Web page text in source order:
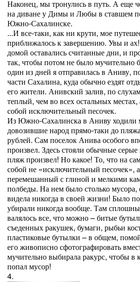
Наконец, мы тронулись в путь. А еще
на диване у Димы и Любы в ставшем
Южно-Сахалинске.
...И все-таки, как ни крути, мое
приближалось к завершению. Увы и
домой оставались считанные дни, и
так, чтобы потом не было мучительно
один из дней я отправилась в Аниву,
части Сахалина, куда обычно ездят
его жители. Анивский залив, по
теплый, чем во всех остальных
собой исключительный песочек.
Из Южно-Сахалинска в Аниву ходили
довозившие народ прямо-таки до
рублей. Сам поселок Анива особого
произвел. Здесь стояли обычные
пляж произвел! Но какое! То, что на
собой не «исключительный песочек»,
перемешанный с глиной и мелкими
полбеды. На нем было столько мусора,
видела никогда в своей жизни! Было
убирали никогда вообще. Там
валялось все, что можно – битые
съеденных ракушек, бумаги, рыбьи
пластиковые бутылки – в общем,
его живописно сфотографировать
мучительно выбирала ракурс, чтобы в
попал мусор!
4.